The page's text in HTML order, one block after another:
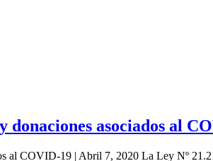
asociados al
al COVID-19 | Abril 7, 2020 La Ley Nº